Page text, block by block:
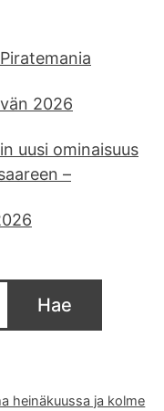
2026
uusi ominaisuus
–
Hae
heinäkuussa ja kolme